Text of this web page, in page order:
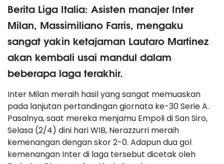
Berita Liga Italia: Asisten manajer Inter
Milan, Massimiliano Farris, mengaku
sangat yakin ketajaman Lautaro Martinez
akan kembali usai mandul dalam
beberapa laga terakhir.
Inter Milan meraih hasil yang sangat memuaskan
pada lanjutan pertandingan giornata ke-30 Serie A.
Pasalnya, saat mereka menjamu Empoli di San Siro,
Selasa (2/4) dini hari WIB, Nerazzurri meraih
kemenangan dengan skor 2-0. Adapun dua gol
kemenangan Inter di laga tersebut dicetak oleh